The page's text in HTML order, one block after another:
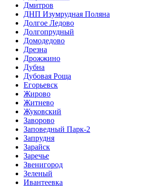
Дмитров
ДНП Изумрудная Поляна
Долгое Ледово
Долгопрудный
Домодедово
Дрезна
Дрожжино
Дубна
Дубовая Роща
Егорьевск
Жирово
Житнево
Жуковский
Заворово
Заповедный Парк-2
Запрудня
Зарайск
Заречье
Звенигород
Зеленый
Ивантеевка